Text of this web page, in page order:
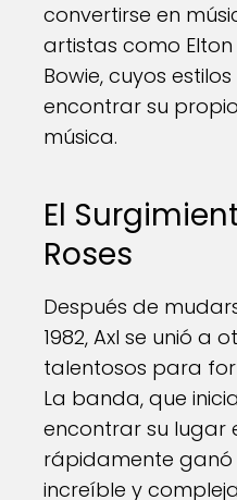
convertirse en
artistas como Elton
Bowie, cuyos
encontrar su
música.
El
Roses
Después de
1982, Axl se unió a
talentosos para
La banda, que
encontrar su lugar
rápidamente
increíble y